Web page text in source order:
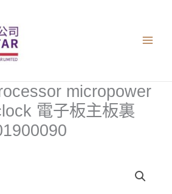
micropower
電子板主板裏